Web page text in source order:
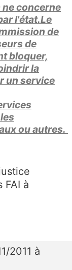
ne concerne
l'état.Le
de
de
bloquer,
la
un service
ou autres.
FAI à
2011 à